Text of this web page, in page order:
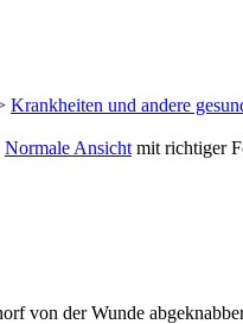
Krankheiten und andere
Normale Ansicht mit richtiger
von der Wunde